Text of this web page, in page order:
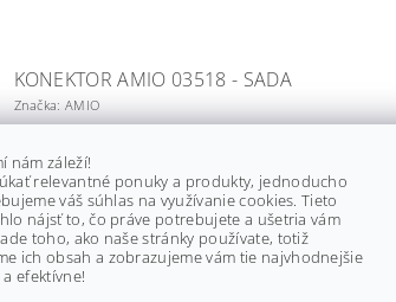
KONEKTOR AMIO 03518 - SADA
Značka: AMIO
KONEKTOR AMIO 03519 - SADA
Značka: AMIO
nám záleží!
relevantné ponuky a produkty, jednoducho
váš súhlas na využívanie cookies. Tieto
nájsť to, čo práve potrebujete a ušetria vám
toho, ako naše stránky používate, totiž
ich obsah a zobrazujeme vám tie najvhodnejšie
efektívne!